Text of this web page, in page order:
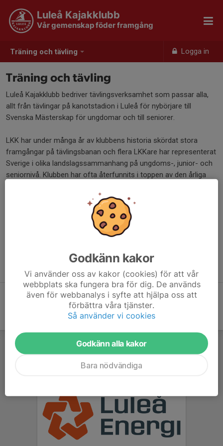
Träning och tävling Logga in
Luleå Kajakklubb
Vår gemenskap föder framgång
Träning och tävling
Luleå Kajakklubb bedriver tävlingsverksamhet som passar alla,
allt från tävlingar på kanotstadion i Luleå för nybörjare till
Svenska Mästerskap för ungdomar och till seniorer.
LKK har under många år av klubbens historia skördat stora
framgångar på tävlingsbanan och flera LKKare har representerat
Sverige i olika landslagssammanhang på ungdoms-, junior- och
seniornivå. Klubben har ofta återfunnits i toppen av den årliga
vinnare i klubbtävlingen, den hittills enda segern.
Tävlingar anordnas varje år av klubbar runt hela Sverige.
Luleå Kajakklubb ägnar sig mest åt tävling inom grenen "Sprint".
såsom maraton, kanotpolo, kanotslalom, freestyle etc. Kolla in
Godkänn kakor
Vi använder oss av kakor (cookies) för att vår
webbplats ska fungera bra för dig. De används
även för webbanalys i syfte att hjälpa oss att
förbättra våra tjänster.
Så använder vi cookies
Godkänn alla kakor
Bara nödvändiga